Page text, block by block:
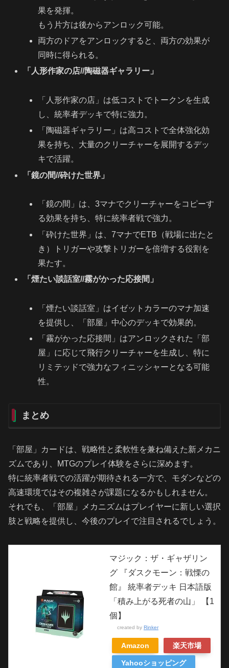
果を発揮。
もう片方は後からアンロック可能。
両方のドアをアンロックすると、両方の効果が
同時に得られる。
「人形作家の店//陶磁器ギャラリー」
「人形作家の店」は低コストでトークンを生成
し、統率者デッキで特に強力。
「陶磁器ギャラリー」は高コストで全体強化効
果を持ち、大量のクリーチャーを展開するデッ
キで活躍。
「鏡の間//砕けた世界」
「鏡の間」は、3マナでクリーチャーをコピーす
る効果を持ち、特に統率者戦で強力。
「砕けた世界」は、7マナでETB（戦場に出たと
き）トリガーや攻撃トリガーを倍増する役割を
果たす。
「煙たい談話室//霧がかった応接間」
「煙たい談話室」はイゼットカラーのマナ加速
を提供し、「部屋」中心のデッキで効果的。
「霧がかった応接間」はアンロックされた「部
屋」に応じて飛行クリーチャーを生成し、特に
リミテッドで強力なフィニッシャーとなる可能
性。
まとめ
「部屋」カードは、戦略性と柔軟性を兼ね備えた新メカニ
ズムであり、MTGのプレイ体験をさらに深めます。
特に統率者戦での活躍が期待される一方で、モダンなどの
高速環境ではその複雑さが課題になるかもしれません。
それでも、「部屋」メカニズムはプレイヤーに新しい選択
肢と戦略を提供し、今後のプレイで注目されるでしょう。
マジック：ザ・ギャザリン
グ 『ダスクモーン：戦慄の
館』 統率者デッキ 日本語版
「積み上がる死者の山」 【1
個】
created by Rinker
Amazon 楽天市場
Yahooショッピング